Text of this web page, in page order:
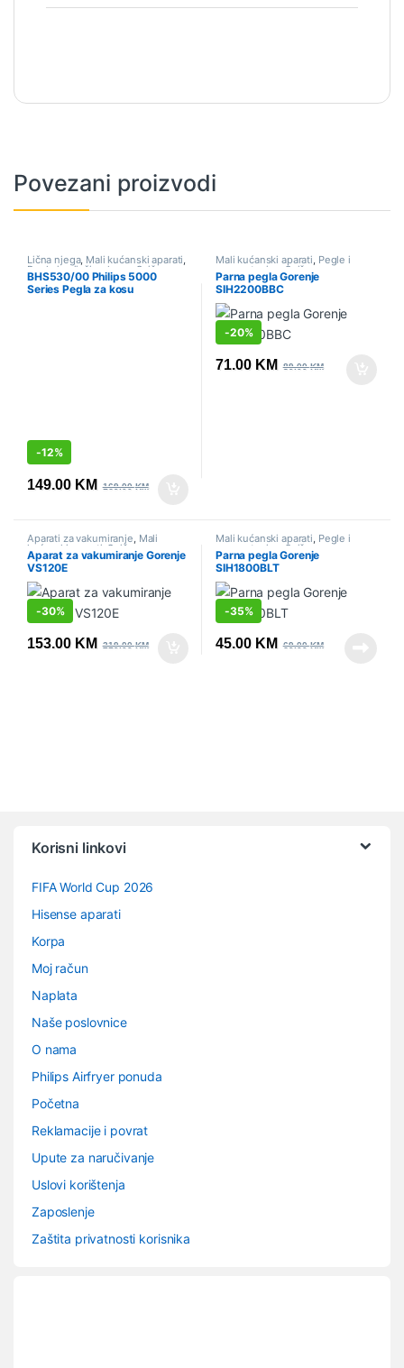
Povezani proizvodi
Lična njega, Mali kućanski aparati,
Pegle i uvijači za kosu, Sniženo
BHS530/00 Philips 5000
Series Pegla za kosu
-12%
149.00 KM 169.00KM
Mali kućanski aparati, Pegle i
parne stanice ,Sniženo
Parna pegla Gorenje
SIH2200BBC
-20%
71.00 KM 89.00KM
Aparati za vakumiranje, Mali
kućanski aparati Sniženo
Aparat za vakumiranje Gorenje
VS120E
-30%
153.00 KM 219.00KM
Mali kućanski aparati, Pegle i
parne stanice ,Sniženo
Parna pegla Gorenje
SIH1800BLT
-35%
45.00 KM 69.00KM
Korisni linkovi
FIFA World Cup 2026
Hisense aparati
Korpa
Moj račun
Naplata
Naše poslovnice
O nama
Philips Airfryer ponuda
Početna
Reklamacije i povrat
Upute za naručivanje
Uslovi korištenja
Zaposlenje
Zaštita privatnosti korisnika